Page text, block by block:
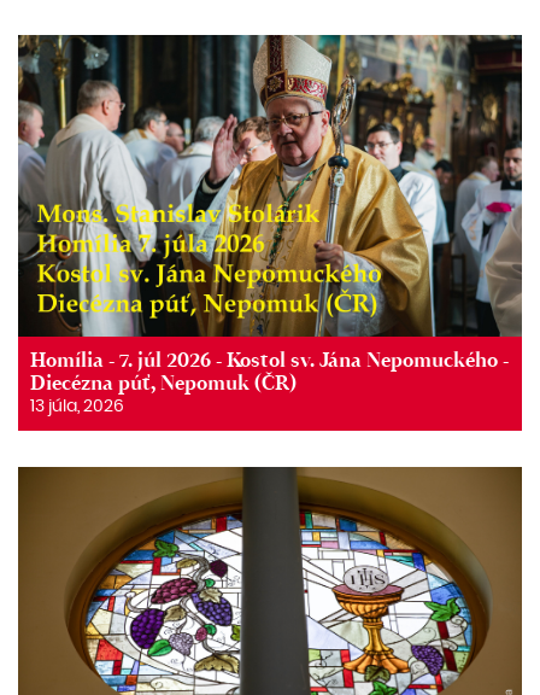
Homília - 7. júl 2026 - Kostol sv. Jána Nepomuckého -
Diecézna púť, Nepomuk (ČR)
13 júla, 2026